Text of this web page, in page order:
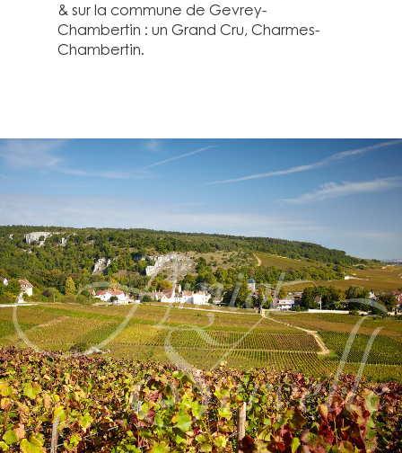
& sur la commune de Gevrey-
Chambertin : un Grand Cru, Charmes-
Chambertin.